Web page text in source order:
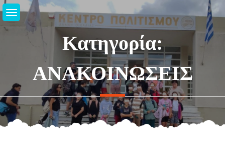
Μεταπηδήστε
στο
περιεχόμενο
Κατηγορία:
ΑΝΑΚΟΙΝΩΣΕΙΣ